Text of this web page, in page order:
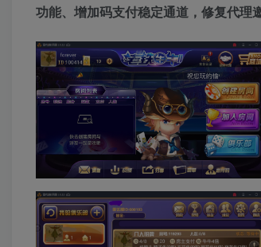
功能、增加码支付稳定通道，修复代理